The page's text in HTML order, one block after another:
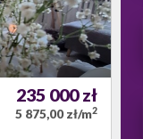
235 000zł
5 875,00 zł/m2